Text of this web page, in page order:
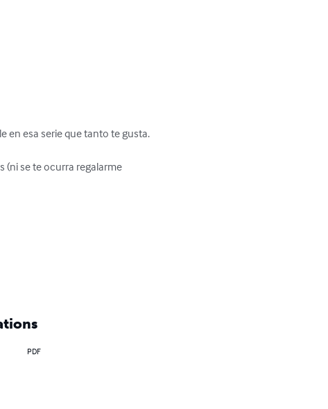
en esa serie que tanto te gusta.
(ni se te ocurra regalarme
PDF